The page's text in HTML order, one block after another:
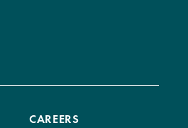
CAREERS